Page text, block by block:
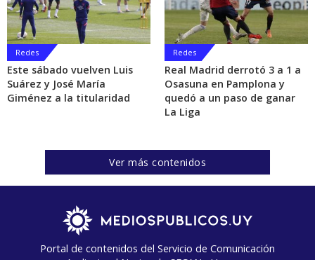
Redes
Este sábado vuelven Luis
Suárez y José María
Giménez a la titularidad
Redes
Real Madrid derrotó 3 a 1 a
Osasuna en Pamplona y
quedó a un paso de ganar
La Liga
Ver más contenidos
Portal de contenidos del Servicio de Comunicación